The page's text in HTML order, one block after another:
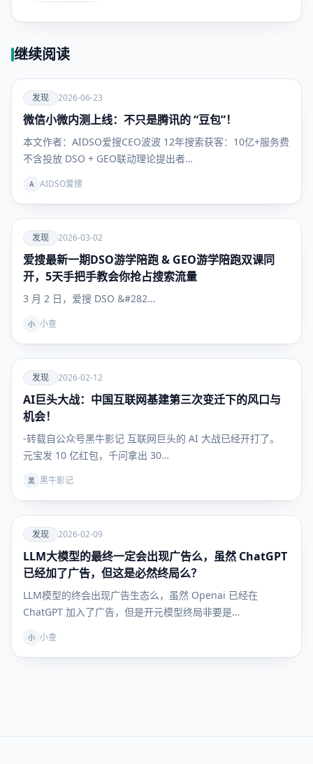
继续阅读
爱
发现
发现 2026-06-23
微信小微内测上线：不只是腾讯的 “豆包”！
本文作者：AIDSO爱搜CEO波波 12年搜索获客：10亿+服务费
不含投放 DSO + GEO联动理论提出者…
A AIDSO爱搜
爱
发现
发现 2026-03-02
爱搜最新一期DSO游学陪跑 & GEO游学陪跑双课同
开，5天手把手教会你抢占搜索流量
3 月 2 日，爱搜 DSO &#282…
小 小查
爱
发现
发现 2026-02-12
AI巨头大战：中国互联网基建第三次变迁下的风口与
机会！
-转载自公众号黑牛影记 互联网巨头的 AI 大战已经开打了。
元宝发 10 亿红包，千问拿出 30…
黑 黑牛影记
爱
发现
发现 2026-02-09
LLM大模型的最终一定会出现广告么，虽然 ChatGPT
已经加了广告，但这是必然终局么？
LLM模型的终会出现广告生态么，虽然 Openai 已经在
ChatGPT 加入了广告，但是开元模型终局非要是…
小 小查